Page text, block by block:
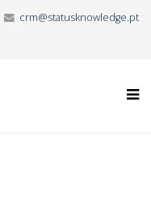
crm@statusknowledge.pt